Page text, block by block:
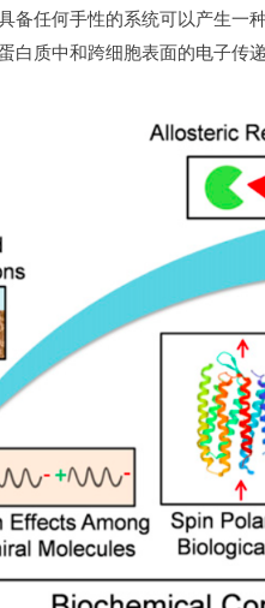
备任何手性的系统可以产生一
白质中和跨细胞表面的电子传